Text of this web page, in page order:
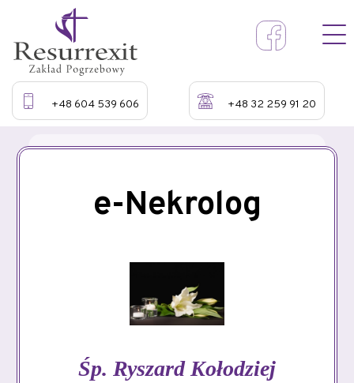
+48 604 539 606 +48 32 259 91 20
e-Nekrolog
Śp. Ryszard Kołodziej